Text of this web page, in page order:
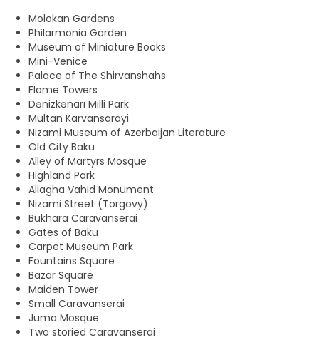
- Beginnend in der Ruhe des Khagani-Gartens unter
flüsternden Bäumen
- Schlendern Sie durch das elegante Treiben der Nizami-
Straße
- Spüren Sie die kaspische Brise, wenn Sie die Rasulzadeh-
Straße entlanggehen
- Den Baku-Boulevard am Meer entlang schlendern
- Innehalten an skurrilen Orten wie Mini-Venedig und dem
Teppichmuseum
- Aufstieg zum Highland Park, um das beste Panorama der
Stadt zu genießen
- Schweigen in der Märtyrergasse und Moschee
- Blick auf die feurige Skyline vom Aussichtspunkt Flame
Towers
- Durch das Alte Stadttor in ein steinernes Labyrinth aus
Jahrhunderten eintauchen
- Entdeckung von Juwelen wie dem Miniaturbuchmuseum,
dem Shirvanshah-Palast, dem Maiden Tower und der
Juma-Moschee
Molokan Gardens
Philarmonia Garden
Museum of Miniature Books
Mini-Venice
Palace of The Shirvanshahs
Flame Towers
Dənizkənarı Milli Park
Multan Karvansarayi
Nizami Museum of Azerbaijan Literature
Old City Baku
Alley of Martyrs Mosque
Highland Park
Aliagha Vahid Monument
Nizami Street (Torgovy)
Bukhara Caravanserai
Gates of Baku
Carpet Museum Park
Fountains Square
Bazar Square
Maiden Tower
Small Caravanserai
Juma Mosque
Two storied Caravanserai